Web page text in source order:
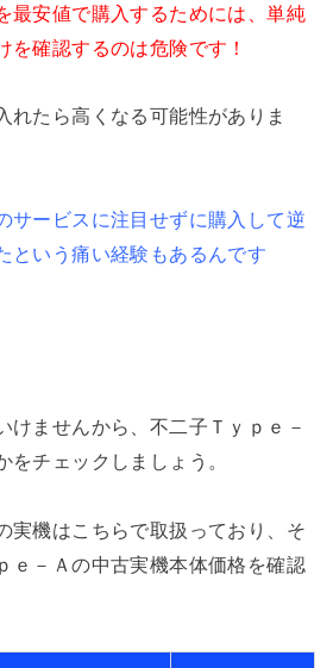
最安値で購入するためには、単純
を確認するのは危険です！
れたら高くなる可能性がありま
サービスに注目せずに購入して逆
という痛い経験もあるんです
けませんから、不二子Ｔｙｐｅ－
をチェックしましょう。
実機はこちらで取扱っており、そ
ｅ－Ａの中古実機本体価格を確認